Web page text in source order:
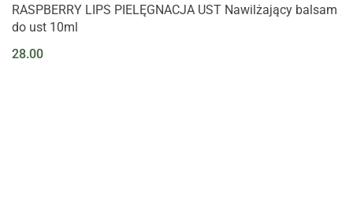
RASPBERRY LIPS PIELĘGNACJA UST Nawilżający balsam
do ust 10ml
28.00